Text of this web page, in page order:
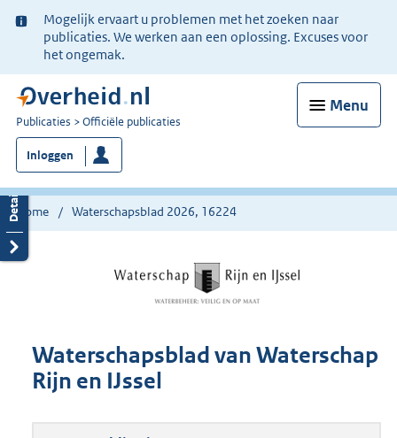
Ter
informatie:
Mogelijk ervaart u problemen met het zoeken naar
publicaties. We werken aan een oplossing. Excuses voor
het ongemak.
Menu
U
bent
nu
hier:
Publicaties Officiële publicaties
Inloggen
Home Waterschapsblad 2026, 16224
Waterschapsblad van Waterschap
Rijn en IJssel